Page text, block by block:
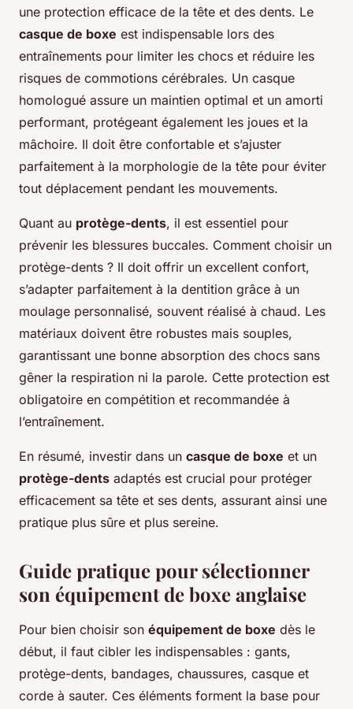
une protection efficace de la tête et des dents. Le
casque de boxe est indispensable lors des
entraînements pour limiter les chocs et réduire les
risques de commotions cérébrales. Un casque
homologué assure un maintien optimal et un amorti
performant, protégeant également les joues et la
mâchoire. Il doit être confortable et s’ajuster
parfaitement à la morphologie de la tête pour éviter
tout déplacement pendant les mouvements.
Quant au protège-dents, il est essentiel pour
prévenir les blessures buccales. Comment choisir un
protège-dents ? Il doit offrir un excellent confort,
s’adapter parfaitement à la dentition grâce à un
moulage personnalisé, souvent réalisé à chaud. Les
matériaux doivent être robustes mais souples,
garantissant une bonne absorption des chocs sans
gêner la respiration ni la parole. Cette protection est
obligatoire en compétition et recommandée à
l’entraînement.
En résumé, investir dans un casque de boxe et un
protège-dents adaptés est crucial pour protéger
efficacement sa tête et ses dents, assurant ainsi une
pratique plus sûre et plus sereine.
Guide pratique pour sélectionner
son équipement de boxe anglaise
Pour bien choisir son équipement de boxe dès le
début, il faut cibler les indispensables : gants,
protège-dents, bandages, chaussures, casque et
corde à sauter. Ces éléments forment la base pour